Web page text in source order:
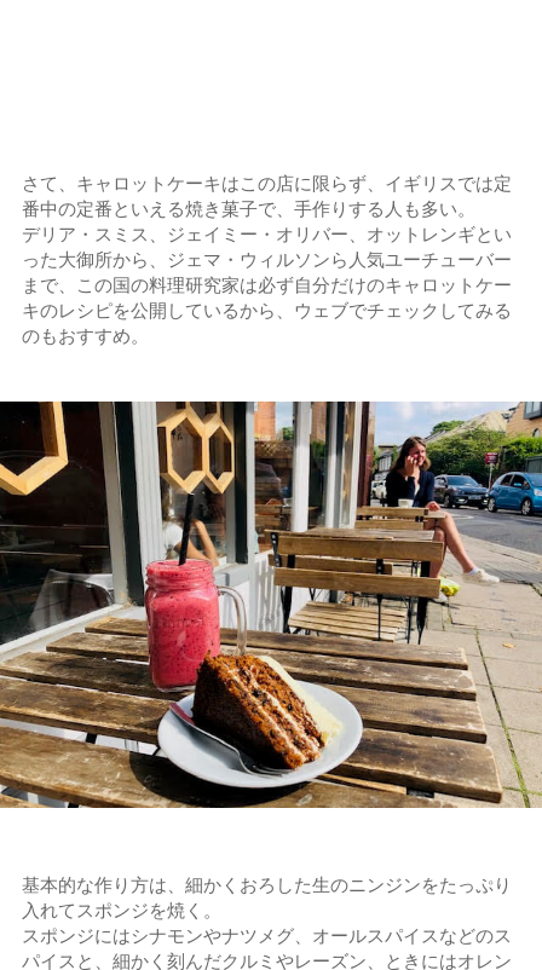
さて、キャロットケーキはこの店に限らず、イギリスでは定
番中の定番といえる焼き菓子で、手作りする人も多い。
デリア・スミス、ジェイミー・オリバー、オットレンギとい
った大御所から、ジェマ・ウィルソンら人気ユーチューバー
まで、この国の料理研究家は必ず自分だけのキャロットケー
キのレシピを公開しているから、ウェブでチェックしてみる
のもおすすめ。
基本的な作り方は、細かくおろした生のニンジンをたっぷり
入れてスポンジを焼く。
スポンジにはシナモンやナツメグ、オールスパイスなどのス
パイスと、細かく刻んだクルミやレーズン、ときにはオレン